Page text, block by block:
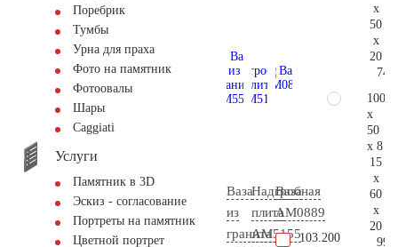
Поребрик
Тумбы
Урна для праха
Фото на памятник
Фотоовалы
Шары
Сaggiati
Услуги
Памятник в 3D
Эскиз - согласование
Портреты на памятник
Цветной портрет
Ваза
из
гранита
Надгробная
плита
AM5155
Ваза
AM0889
103.200
x
50
x
20
100
x
50
x 8
15
x
60
x
20